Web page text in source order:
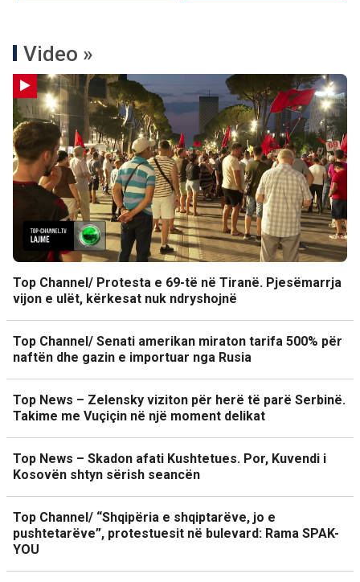
Video »
Top Channel/ Protesta e 69-të në Tiranë. Pjesëmarrja
vijon e ulët, kërkesat nuk ndryshojnë
Top Channel/ Senati amerikan miraton tarifa 500% për
naftën dhe gazin e importuar nga Rusia
Top News – Zelensky viziton për herë të parë Serbinë.
Takime me Vuçiçin në një moment delikat
Top News – Skadon afati Kushtetues. Por, Kuvendi i
Kosovën shtyn sërish seancën
Top Channel/ “Shqipëria e shqiptarëve, jo e
pushtetarëve”, protestuesit në bulevard: Rama SPAK-
YOU